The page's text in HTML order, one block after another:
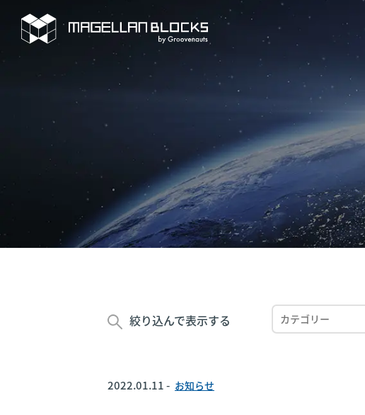
絞り込んで表示する
2022.01.11 - お知らせ